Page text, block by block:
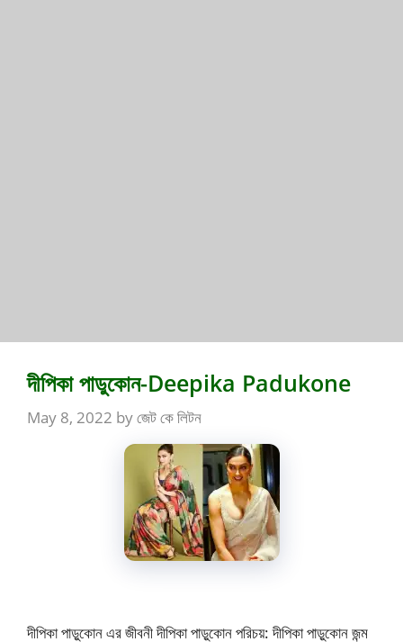
দীপিকা পাডুকোন-Deepika Padukone
May 8, 2022 byজেট কে লিটন
দীপিকা পাড়ুকোন এর জীবনী দীপিকা পাড়ুকোন পরিচয়: দীপিকা পাড়ুকোন জন্ম